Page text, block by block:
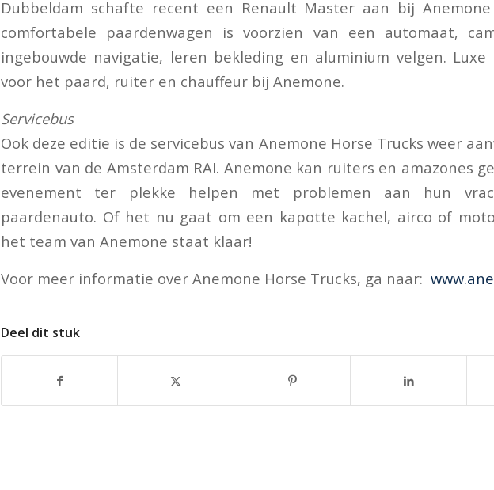
Dubbeldam schafte recent een Renault Master aan bij
comfortabele paardenwagen is voorzien van een automaat,
ingebouwde navigatie, leren bekleding en aluminium velgen. Luxe
voor het paard, ruiter en chauffeur bij Anemone.
Servicebus
Ook deze editie is de servicebus van Anemone Horse Trucks weer
terrein van de Amsterdam RAI. Anemone kan ruiters en amazones
evenement ter plekke helpen met problemen aan hun
paardenauto. Of het nu gaat om een kapotte kachel, airco of
het team van Anemone staat klaar!
Voor meer informatie over Anemone Horse Trucks, ga naar:
Deel dit stuk